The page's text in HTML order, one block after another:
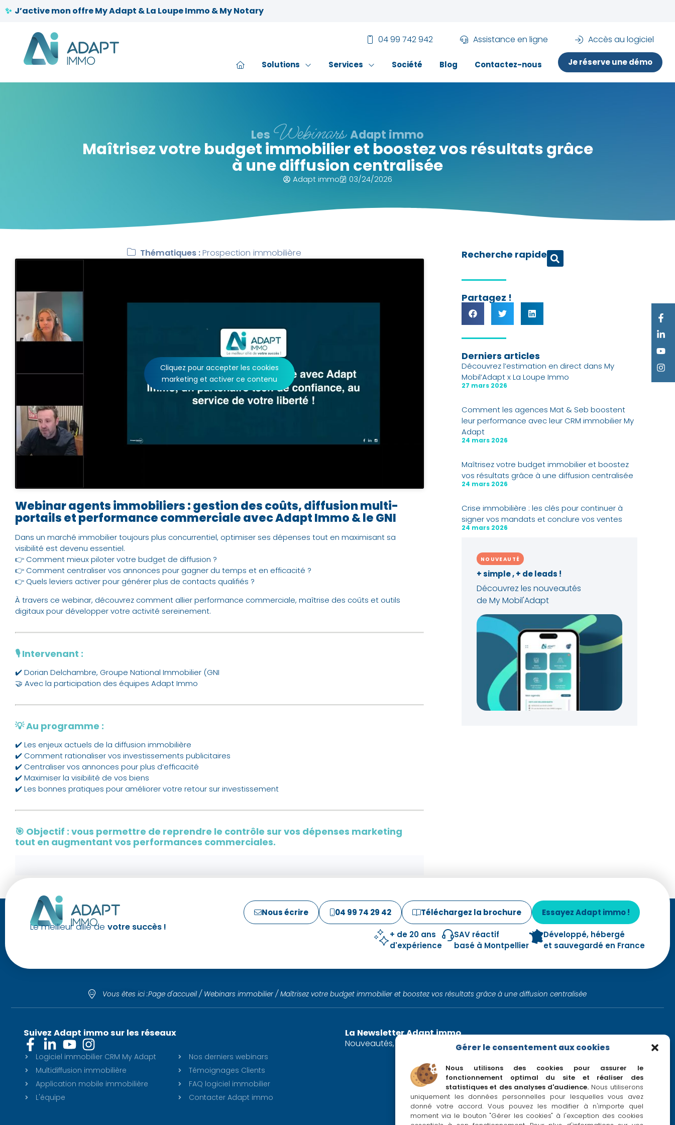
Gérer le consentement aux cookies
Nous utilisons des cookies pour assurer le
fonctionnement optimal du site et réaliser des
statistiques et des analyses d'audience. Nous utiliserons
uniquement les données personnelles pour lesquelles vous avez
donné votre accord. Vous pouvez les modifier à n'importe quel
moment via le bouton "Gérer les cookies" à l'exception des cookies
🎁J’active mon offre My Adapt & La Loupe Immo & My Notary
04 99 742 942 Assistance en ligne Accès au logiciel
Solutions Services Société Blog Contactez-nous Je réserve une démo
Les WebinarsAdapt immo
Maîtrisez votre budget immobilier et boostez vos résultats grâce
à une diffusion centralisée
Adapt immo 03/24/2026
Thématiques :Prospection immobilière
Cliquez pour accepter les cookies
marketing et activer ce contenu
Webinar agents immobiliers : gestion des coûts, diffusion multi-
portails et performance commerciale avec Adapt Immo & le GNI
Dans un marché immobilier toujours plus concurrentiel, optimiser ses dépenses tout en maximisant sa
visibilité est devenu essentiel.
👉 Comment mieux piloter votre budget de diffusion ?
👉 Comment centraliser vos annonces pour gagner du temps et en efficacité ?
👉 Quels leviers activer pour générer plus de contacts qualifiés ?
À travers ce webinar, découvrez comment allier performance commerciale, maîtrise des coûts et outils
digitaux pour développer votre activité sereinement.
🎙️ Intervenant :
✔️ Dorian Delchambre, Groupe National Immobilier (GNI
🤝 Avec la participation des équipes Adapt Immo
💡 Au programme :
✔️ Les enjeux actuels de la diffusion immobilière
✔️ Comment rationaliser vos investissements publicitaires
✔️ Centraliser vos annonces pour plus d’efficacité
✔️ Maximiser la visibilité de vos biens
✔️ Les bonnes pratiques pour améliorer votre retour sur investissement
🎯 Objectif : vous permettre de reprendre le contrôle sur vos dépenses marketing
tout en augmentant vos performances commerciales.
Recherche rapide
Partagez !
Derniers articles
Découvrez l’estimation en direct dans My
Mobil’Adapt x La Loupe Immo
27 mars 2026
Comment les agences Mat & Seb boostent
leur performance avec leur CRM immobilier My
Adapt
24 mars 2026
Maîtrisez votre budget immobilier et boostez
vos résultats grâce à une diffusion centralisée
24 mars 2026
Crise immobilière : les clés pour continuer à
signer vos mandats et conclure vos ventes
24 mars 2026
NOUVEAUTÉ
+ simple , + de leads !
Découvrez les nouveautés
de My Mobil'Adapt
Le meilleur allié de votre succès !
Nous écrire 04 99 74 29 42 Téléchargez la brochure Essayez Adapt immo !
+ de 20 ans
d'expérience
SAV réactif
basé à Montpellier
Développé, hébergé
et sauvegardé en France
Vous êtes ici :Page d'accueil / Webinars immobilier/Maîtrisez votre budget immobilier et boostez vos résultats grâce à une diffusion centralisée
Suivez Adapt immo sur les réseaux
Logiciel immobilier CRM My Adapt
Multidiffusion immobilière
Application mobile immobilière
L'équipe
Nos derniers webinars
Témoignages Clients
FAQ logiciel immobilier
Contacter Adapt immo
La Newsletter Adapt immo
Nouveautés, promos et actus immobilières pour les pros de l'immo !
If you cannot view this landing page, please clickhere..